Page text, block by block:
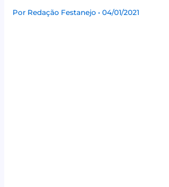
Por Redação Festanejo• 04/01/2021